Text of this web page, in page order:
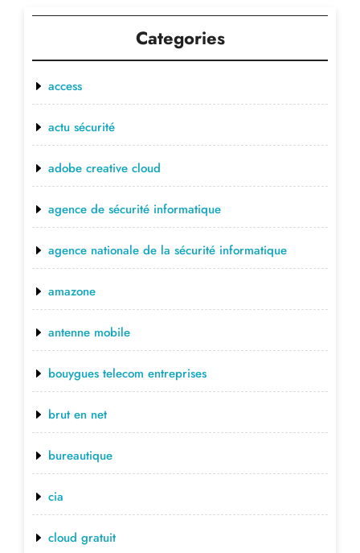
Categories
access
actu sécurité
adobe creative cloud
agence de sécurité informatique
agence nationale de la sécurité informatique
amazone
antenne mobile
bouygues telecom entreprises
brut en net
bureautique
cia
cloud gratuit